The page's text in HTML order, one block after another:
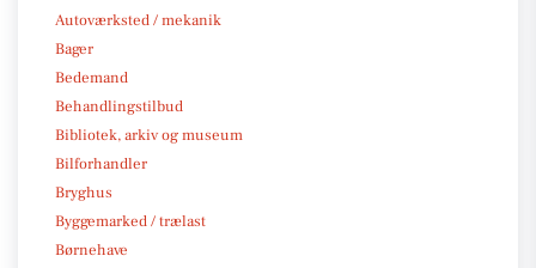
Autoværksted / mekanik
Bager
Bedemand
Behandlingstilbud
Bibliotek, arkiv og museum
Bilforhandler
Bryghus
Byggemarked / trælast
Børnehave